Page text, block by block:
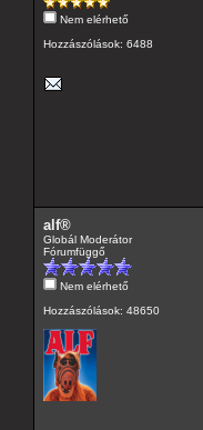
Nem elérhető
Hozzászólások: 6488
alf®
Globál Moderátor
Fórumfüggő
Nem elérhető
Hozzászólások: 48650